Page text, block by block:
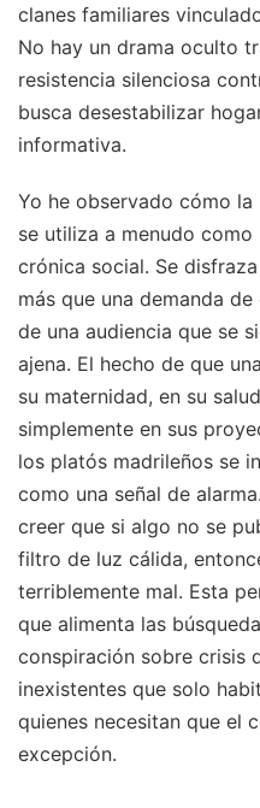
clanes familiares
No hay un drama oculto
resistencia silenciosa
busca desestabilizar
informativa.
Yo he observado cómo
se utiliza a menudo
crónica social. Se
más que una demanda
de una audiencia que se
ajena. El hecho de que
su maternidad, en su
simplemente en sus
los platós madrileños se
como una señal de
creer que si algo no se
filtro de luz cálida,
terriblemente mal. Esta
que alimenta las
conspiración sobre crisis
inexistentes que solo
quienes necesitan que el
excepción.